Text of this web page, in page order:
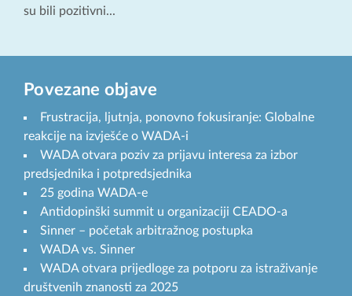
su bili pozitivni...
Povezane objave
Frustracija, ljutnja, ponovno fokusiranje: Globalne
reakcije na izvješće o WADA-i
WADA otvara poziv za prijavu interesa za izbor
predsjednika i potpredsjednika
25 godina WADA-e
Antidopinški summit u organizaciji CEADO-a
Sinner – početak arbitražnog postupka
WADA vs. Sinner
WADA otvara prijedloge za potporu za istraživanje
društvenih znanosti za 2025